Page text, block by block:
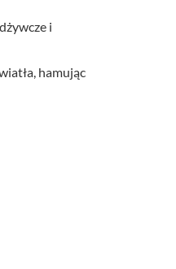
i
hamując